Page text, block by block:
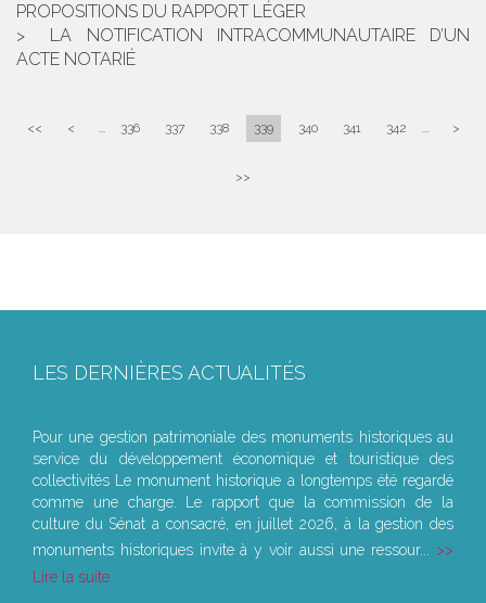
PROPOSITIONS DU RAPPORT LÉGER
LA NOTIFICATION INTRACOMMUNAUTAIRE D’UN
ACTE NOTARIÉ
<< < ... 336 337 338 339 340 341 342 ... >
>>
LES DERNIÈRES ACTUALITÉS
Pour une gestion patrimoniale des monuments historiques au
service du développement économique et touristique des
collectivités Le monument historique a longtemps été regardé
comme une charge. Le rapport que la commission de la
culture du Sénat a consacré, en juillet 2026, à la gestion des
monuments historiques invite à y voir aussi une ressour...
Lire la suite